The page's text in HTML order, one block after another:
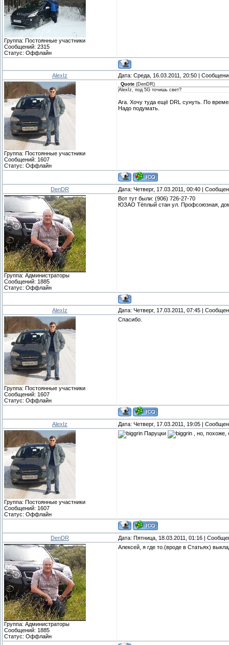
Группа: Постоянные участники
Сообщений: 2315
Статус: Оффлайн
AlexIz Дата: Среда, 16.03.2011, 20:50 |
Группа: Постоянные участники
Сообщений: 1607
Статус: Оффлайн
Quote (DenDR)
AlexIz, под 5G точишь свет?
Ага. Хочу туда ещё DRL сунуть. По
Надо подумать.
DenDR Дата: Четверг, 17.03.2011, 00:40 |
Группа: Администраторы
Сообщений: 1885
Статус: Оффлайн
Вот тут были: (906) 726-27-70
ЮЗАО Тёплый стан ул. Профсоюзная,
AlexIz Дата: Четверг, 17.03.2011, 07:45 |
Группа: Постоянные участники
Сообщений: 1607
Статус: Оффлайн
Спасибо.
AlexIz Дата: Четверг, 17.03.2011, 19:05 |
Группа: Постоянные участники
Сообщений: 1607
Статус: Оффлайн
Паруцки , но, похоже,
DenDR Дата: Пятница, 18.03.2011, 01:16 |
Группа: Администраторы
Сообщений: 1885
Статус: Оффлайн
Алексей, я где то.(вроде в Статьях)